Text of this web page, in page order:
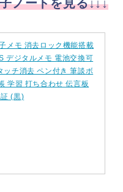
ノートを見る↓↓↓
メモ 消去ロック機能搭載
デジタルメモ 電池交換可
ッチ消去 ペン付き 筆談ボ
学習 打ち合わせ 伝言板
(黒)